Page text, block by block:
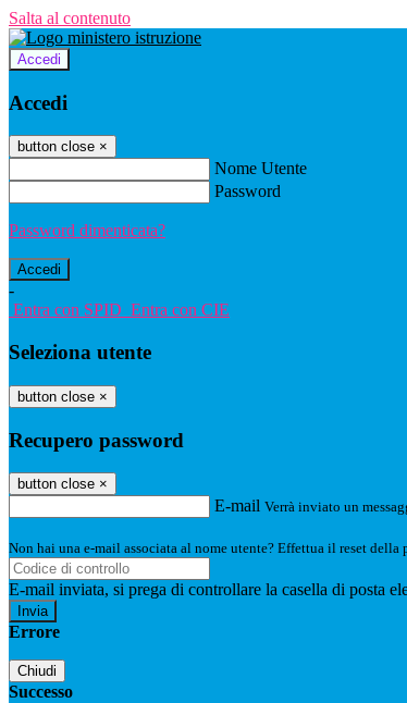
Salta al contenuto
Accedi
Accedi
button close ×
Nome Utente
Password
Password dimenticata?
-
Entra con SPID Entra con CIE
Seleziona utente
button close ×
Recupero password
button close ×
E-mail Verrà inviato un
Non hai una e-mail associata al nome utente? Effettua il reset della
E-mail inviata, si prega di controllare la casella di posta
Errore
Chiudi
Successo